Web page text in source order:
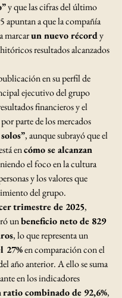
y que las cifras del último
apuntan a que la compañía
marcar un nuevo récord y
resultados alcanzados
en su perfil de
ejecutivo del grupo
financieros y el
parte de los mercados
, aunque subrayó que el
en cómo se alcanzan
el foco en la cultura
y los valores que
del grupo.
trimestre de 2025,
un beneficio neto de 829
, lo que representa un
27% en comparación con el
año anterior. A ello se suma
en los indicadores
ratio combinado de 92,6%,